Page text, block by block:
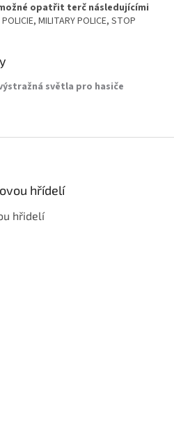
opatřit terč následujícími
MILITARY POLICE, STOP
světla pro hasiče
hřídelí
hřidelí